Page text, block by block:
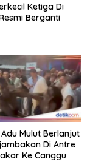
Ketiga Di
Berganti
Mulut Berlanjut
Di Antre
Ke Canggu